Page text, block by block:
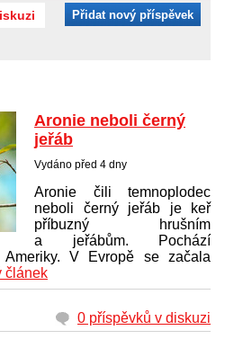
Přidat nový příspěvek
Aronie neboli černý
jeřáb
Vydáno před 4 dny
Aronie čili temnoplodec
neboli černý jeřáb je keř
příbuzný hrušním
a jeřábům. Pochází
V Evropě se začala
článek
0 příspěvků v diskuzi